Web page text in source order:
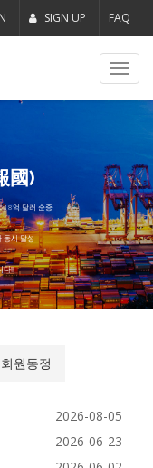
SIGN UP FAQ
國)
억 달러 순증
동시 달성
!!!
회원동정
2026-08-05
2026-06-23